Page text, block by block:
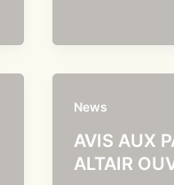
News
AVIS AUX
ALTAIR